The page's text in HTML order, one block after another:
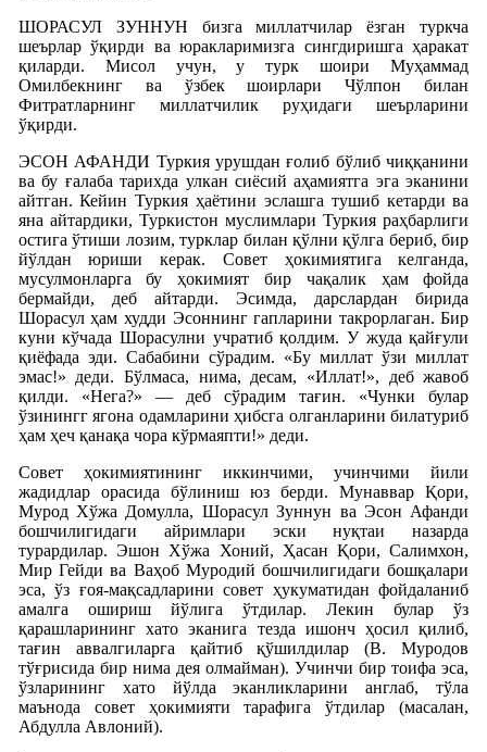
ШОРАСУЛ ЗУННУН бизга миллатчилар ёзган туркча
шеърлар ўқирди ва юракларимизга сингдиришга ҳаракат
қиларди. Мисол учун, у турк шоири Муҳаммад
Омилбекнинг ва ўзбек шоирлари Чўлпон билан
Фитратларнинг миллатчилик руҳидаги шеърларини
ўқирди.
ЭСОН АФАНДИ Туркия урушдан ғолиб бўлиб чиққанини
ва бу ғалаба тарихда улкан сиёсий аҳамиятга эга эканини
айтган. Кейин Туркия ҳаётини эслашга тушиб кетарди ва
яна айтардики, Туркистон муслимлари Туркия раҳбарлиги
остига ўтиши лозим, турклар билан қўлни қўлга бериб, бир
йўлдан юриши керак. Совет ҳокимиятига келганда,
мусулмонларга бу ҳокимият бир чақалик ҳам фойда
бермайди, деб айтарди. Эсимда, дарслардан бирида
Шорасул ҳам худди Эсоннинг гапларини такрорлаган. Бир
куни кўчада Шорасулни учратиб қолдим. У жуда қайғули
қиёфада эди. Сабабини сўрадим. «Бу миллат ўзи миллат
эмас!» деди. Бўлмаса, нима, десам, «Иллат!», деб жавоб
қилди. «Нега?» — деб сўрадим тағин. «Чунки булар
ўзинингг ягона одамларини ҳибсга олганларини билатуриб
ҳам ҳеч қанақа чора кўрмаяпти!» деди.
Совет ҳокимиятининг иккинчими, учинчими йили
жадидлар орасида бўлиниш юз берди. Мунаввар Қори,
Мурод Хўжа Домулла, Шорасул Зуннун ва Эсон Афанди
бошчилигидаги айримлари эски нуқтаи назарда
турардилар. Эшон Хўжа Хоний, Ҳасан Қори, Салимхон,
Мир Гейди ва Ваҳоб Муродий бошчилигидаги бошқалари
эса, ўз ғоя-мақсадларини совет ҳукуматидан фойдаланиб
амалга ошириш йўлига ўтдилар. Лекин булар ўз
қарашларининг хато эканига тезда ишонч ҳосил қилиб,
тағин аввалгиларга қайтиб қўшилдилар (В. Муродов
тўғрисида бир нима дея олмайман). Учинчи бир тоифа эса,
ўзларининг хато йўлда эканликларини англаб, тўла
маънода совет ҳокимияти тарафига ўтдилар (масалан,
Абдулла Авлоний).